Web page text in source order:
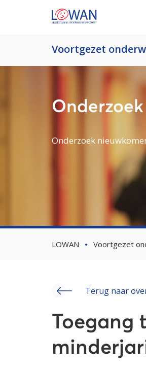
Voortgezet
Onderzoek
Onderzoek
LOWAN Voortgezet
Terug naar
Toegang